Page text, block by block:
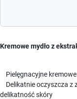
Kremowe mydło z
Pielęgnacyjne
Delikatnie oczyszcza z
delikatność skóry